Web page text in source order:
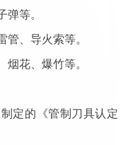
弹等。
管、导火索等。
烟花、爆竹等。
定的《管制刀具认定